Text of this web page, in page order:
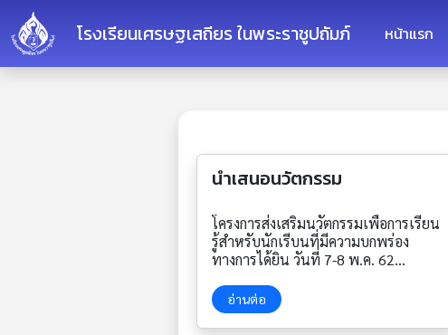
โรงเรียนเศรษฐเสถียร ในพระราชูปถัมภ์ หน้าแรก
นำเสนอนวัตกรรม
โครงการส่งเสริมนวัตกรรมเพื่อการเรียน
รู้สำหรับนักเรีบนที่มีความบกพร่อง
ทางการได้ยิน วันที่ 7-8 พ.ค. 62
2497962252/posts/263813438288
0711/
อ่านต่อ